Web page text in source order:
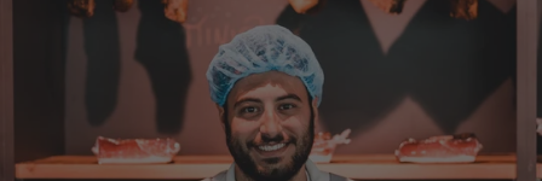
Verifizierter Kunde
... schnelle Lieferung, super Service und die
Ware( Probierpaket und Speck "Herzstück")
sieht hervorragend aus und schmeckt auch
dementsprechend...
4.8.2026